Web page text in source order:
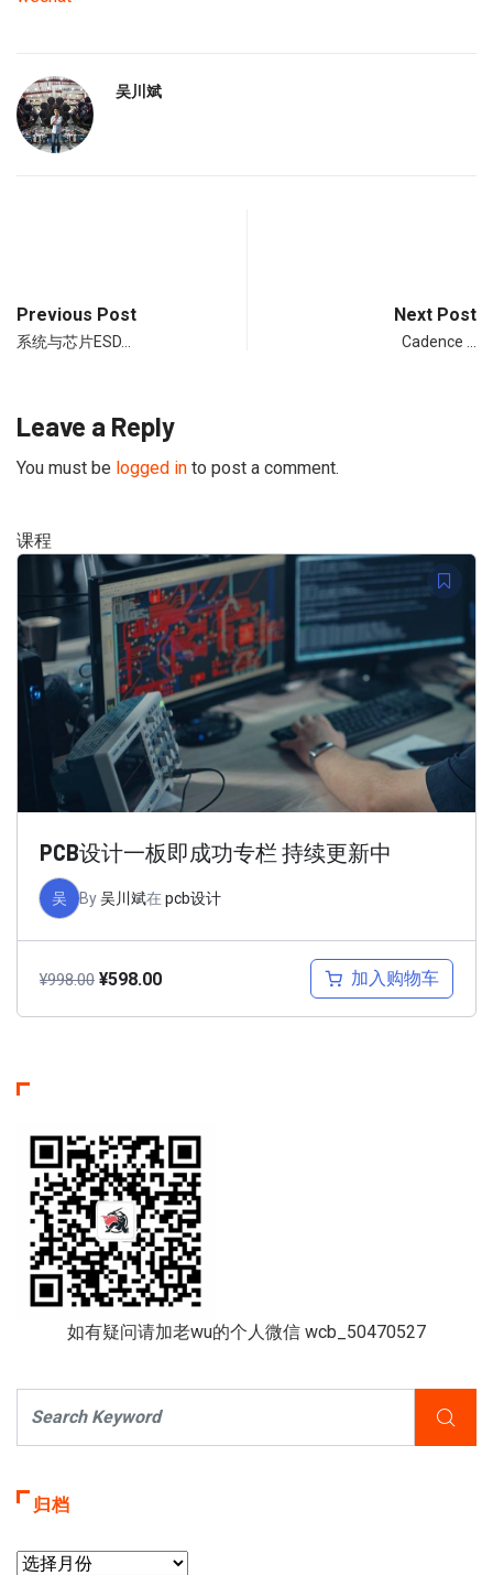
吴川斌
Previous Post
系统与芯片ESD…
Next Post
Cadence …
Leave a Reply
You must be logged in to post a comment.
课程
PCB设计一板即成功专栏 持续更新中
吴 By吴川斌在 pcb设计
¥998.00 ¥598.00 加入购物车
如有疑问请加老wu的个人微信 wcb_50470527
归档